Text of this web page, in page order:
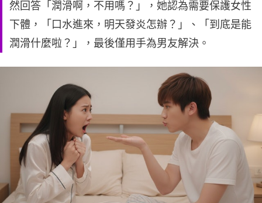
然回答「潤滑啊，不用嗎？」，她認為需要保護女性
下體，「口水進來，明天發炎怎辦？」、「到底是能
潤滑什麼啦？」，最後僅用手為男友解決。